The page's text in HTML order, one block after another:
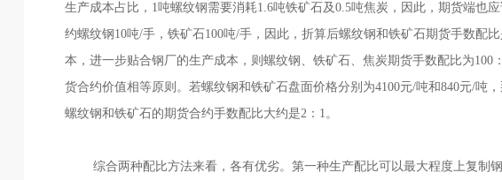
生产成本占比，1吨螺纹钢需要消耗1.6吨铁矿石及0.5吨焦炭，因此，期货端也
约螺纹钢10吨/手，铁矿石100吨/手，因此，折算后螺纹钢和铁矿石期货手数配
本，进一步贴合钢厂的生产成本，则螺纹钢、铁矿石、焦炭期货手数配比为100
货合约价值相等原则。若螺纹钢和铁矿石盘面价格分别为4100元/吨和840元/吨
螺纹钢和铁矿石的期货合约手数配比大约是2：1。
综合两种配比方法来看，各有优劣。第一种生产配比可以最大程度上复制